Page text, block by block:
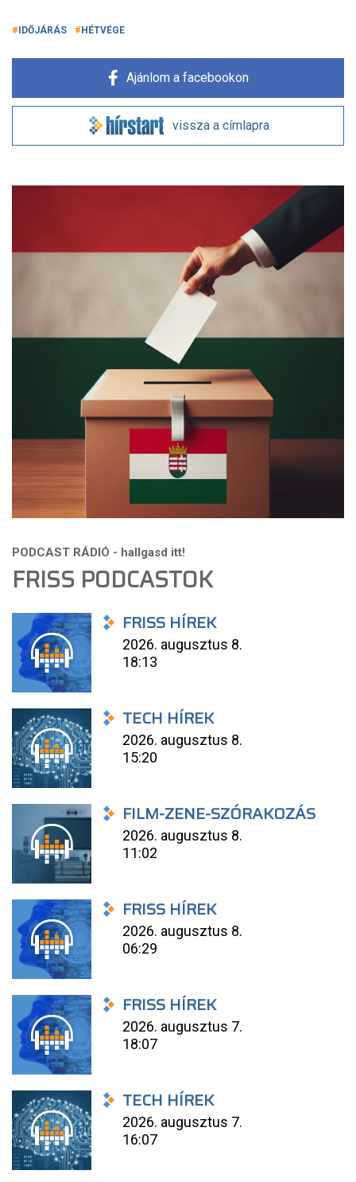
IDŐJÁRÁS HÉTVÉGE
Ajánlom a facebookon
vissza a címlapra
FRISS PODCASTOK
FRISS HÍREK
2026. augusztus 8.
18:13
TECH HÍREK
2026. augusztus 8.
15:20
FILM-ZENE-SZÓRAKOZÁS
2026. augusztus 8.
11:02
FRISS HÍREK
2026. augusztus 8.
06:29
FRISS HÍREK
2026. augusztus 7.
18:07
TECH HÍREK
2026. augusztus 7.
16:07